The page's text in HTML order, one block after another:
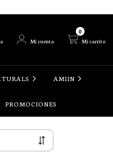
Mi cuenta Mi carrito
0
AMIIN
PROMOCIONES